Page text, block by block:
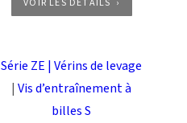
VOIR LES DÉTAILS
Série ZE | Vérins de levage
|Vis d’entraînement à
billes S